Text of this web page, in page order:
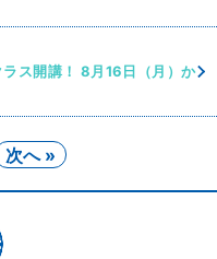
ス開講！ 8月16日（月）か
次へ »